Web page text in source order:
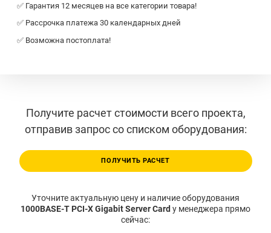
✅ Гарантия 12 месяцев на все категории товара!
✅ Рассрочка платежа 30 календарных дней
✅ Возможна постоплата!
Получите расчет стоимости всего проекта,
отправив запрос со списком оборудования:
ПОЛУЧИТЬ РАСЧЕТ
Уточните актуальную цену и наличие оборудования
1000BASE-T PCI-X Gigabit Server Card у менеджера прямо
сейчас: